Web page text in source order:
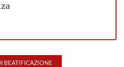
BEATIFICAZIONE